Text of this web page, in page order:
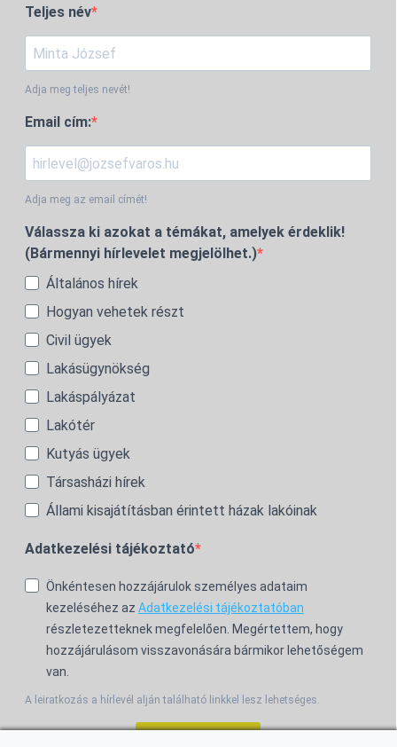
Teljes név
Adja meg teljes nevét!
Email cím:
Adja meg az email címét!
Válassza ki azokat a témákat, amelyek érdeklik!
(Bármennyi hírlevelet megjelölhet.)
Általános hírek
Hogyan vehetek részt
Civil ügyek
Lakásügynökség
Lakáspályázat
Lakótér
Kutyás ügyek
Társasházi hírek
Állami kisajátításban érintett házak lakóinak
Adatkezelési tájékoztató
Önkéntesen hozzájárulok személyes adataim
kezeléséhez az Adatkezelési tájékoztatóban
részletezetteknek megfelelően. Megértettem, hogy
hozzájárulásom visszavonására bármikor lehetőségem
van.
A leiratkozás a hírlevél alján található linkkel lesz lehetséges.